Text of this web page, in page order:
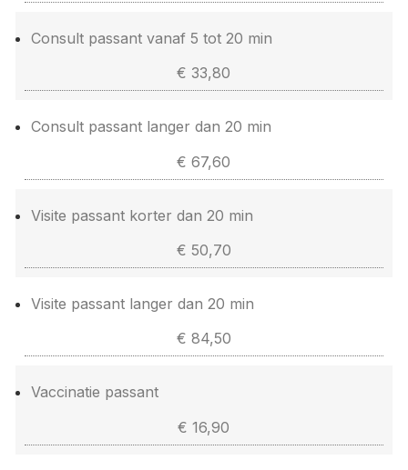
Consult passant vanaf 5 tot 20 min
€ 33,80
Consult passant langer dan 20 min
€ 67,60
Visite passant korter dan 20 min
€ 50,70
Visite passant langer dan 20 min
€ 84,50
Vaccinatie passant
€ 16,90